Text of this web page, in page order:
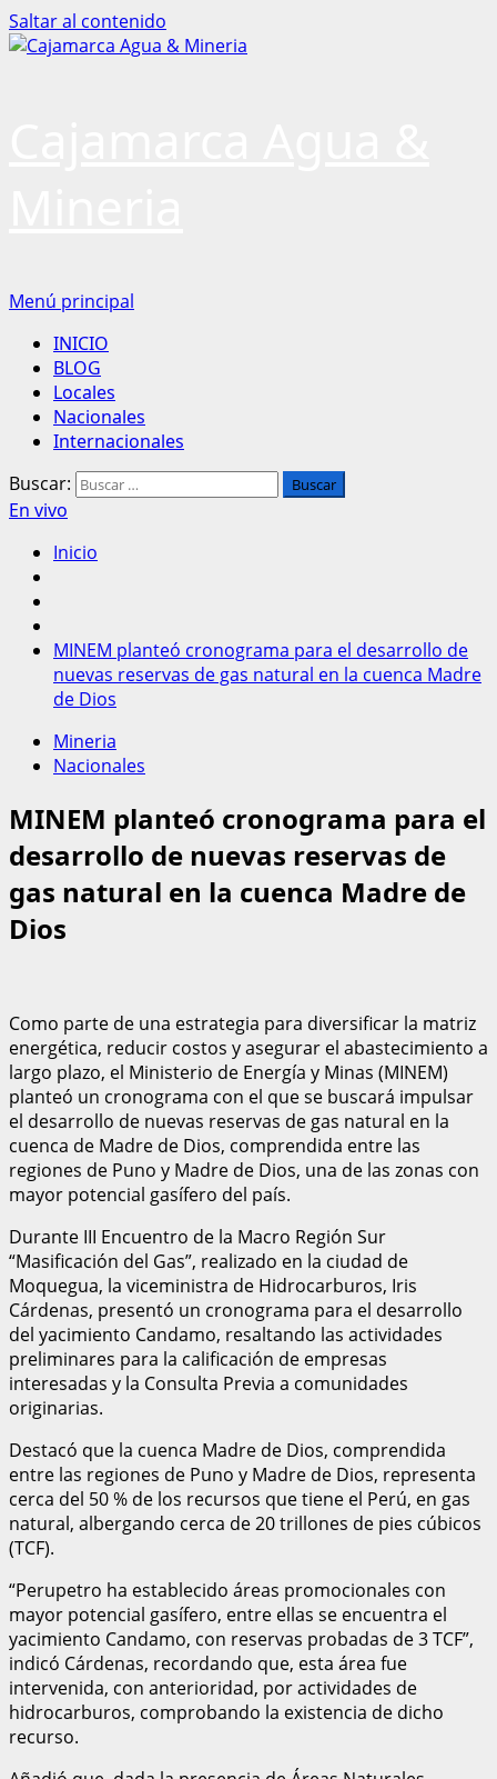
Saltar al contenido
Menú principal
INICIO
BLOG
Locales
Nacionales
Internacionales
Buscar:
En vivo
Inicio
MINEM planteó cronograma para el desarrollo de
nuevas reservas de gas natural en la cuenca Madre
de Dios
Mineria
Nacionales
MINEM planteó cronograma para el
desarrollo de nuevas reservas de
gas natural en la cuenca Madre de
Dios
Como parte de una estrategia para diversificar la matriz
energética, reducir costos y asegurar el abastecimiento a
largo plazo, el Ministerio de Energía y Minas (MINEM)
planteó un cronograma con el que se buscará impulsar
el desarrollo de nuevas reservas de gas natural en la
cuenca de Madre de Dios, comprendida entre las
regiones de Puno y Madre de Dios, una de las zonas con
mayor potencial gasífero del país.
Durante III Encuentro de la Macro Región Sur
“Masificación del Gas”, realizado en la ciudad de
Moquegua, la viceministra de Hidrocarburos, Iris
Cárdenas, presentó un cronograma para el desarrollo
del yacimiento Candamo, resaltando las actividades
preliminares para la calificación de empresas
interesadas y la Consulta Previa a comunidades
originarias.
Destacó que la cuenca Madre de Dios, comprendida
entre las regiones de Puno y Madre de Dios, representa
cerca del 50 % de los recursos que tiene el Perú, en gas
natural, albergando cerca de 20 trillones de pies cúbicos
(TCF).
“Perupetro ha establecido áreas promocionales con
mayor potencial gasífero, entre ellas se encuentra el
yacimiento Candamo, con reservas probadas de 3 TCF”,
indicó Cárdenas, recordando que, esta área fue
intervenida, con anterioridad, por actividades de
hidrocarburos, comprobando la existencia de dicho
recurso.